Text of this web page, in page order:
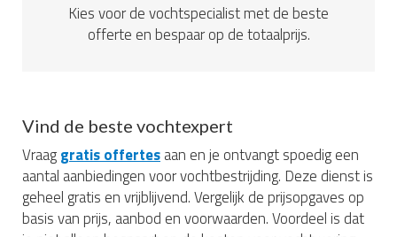
Kies voor de vochtspecialist met de beste
offerte en bespaar op de totaalprijs.
Vind de beste vochtexpert
Vraaggratis offertesaan en je ontvangt spoedig een
aantal aanbiedingen voor vochtbestrijding. Deze dienst is
geheel gratis en vrijblijvend. Vergelijk de prijsopgaves op
basis van prijs, aanbod en voorwaarden. Voordeel is dat